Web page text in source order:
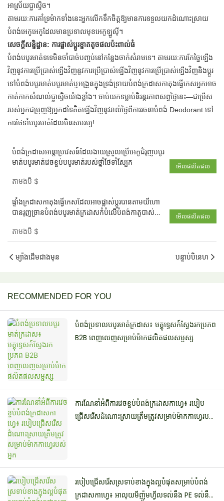
អាស្រ័យប្លាស្ទិច។
តាមរយៈការគាំទ្រម៉ាកទាំងនេះអ្នកលើកទឹកចិត្តឱ្យមានការទទួលយកដំណោះស្រាយ
បំពង់អេកូអេកូដែលមានប្រទាលមុខអេកូឡូស៊ី។
សេចក្តីសន្និដ្ឋាន: ការផ្លាស់ប្តូរខ្នាតតូចផលប៉ះពាល់ធំ
បំពង់បបូរមាត់ទទេមិនចាំបាច់បញ្ចប់នៅកន្លែងចាក់សំរាមទេ។ តាមរយៈការកែច្នៃឡើង
វិញនូវការប្រើប្រាស់ឡើងវិញនូវការប្រើប្រាស់ឡើងវិញនូវការប្រើប្រាស់ឡើងវិញនិងប្តូរ
ទៅបំពង់បបូរមាត់បបូរមាត់ឬអង្រួនក្នុងទ្រង់ទ្រាយបំពង់ក្រដាសកាតុងធ្វើកេសអ្នកអាច
កាត់កាកសំណល់ប្លាស្ទិចយ៉ាងខ្លាំង។ ចាប់យកទម្លាប់និរន្តរភាពសព្វថ្ងៃនេះ—ជម្រើស
របស់អ្នកជម្រុញឱ្យអ្នកដទៃគិតឡើងវិញនូវរាល់ថ្ងៃពីការរចនាបំពង់ Deodorant ទៅ
ការថែទាំបបូរមាត់ដែលមិនសមរម្យ!
បំពង់ក្រដាសអន្តោប្រវេសន៍ដែលងាយស្រួលប្រើអេកូជំរុញបបូរ
មាត់បបូរមាត់វេចខ្ចប់បបូរមាត់របស់ថ្នាំថែទាំស្បែក
តាមងបី $
មើលផលិតផល
ផ្ទាំងក្រដាសកាតុងធ្វើកេសដែលអាចផ្លាស់ប្តូរបានតាមយីហោ
បានរុញច្រានបំពង់បបូរមាត់ក្រដាសកំបំលើបំពង់កាតូបាស់លើ
តាមងបី $
មើលផលិតផល
ម្យ៉ាងដើមជាងមុន បន្ទាប់បិនេហ
RECOMMENDED FOR YOU
បំពង់ប្រទាលបបូរមាត់ក្រដាស៖ មគ្គុទ្ទេសក៍ស្វែងរកប្រភព
B2B ពេញលេញសម្រាប់ម៉ាកផលិតផលសម្ផស្ស
ការណែនាំអំពីការវេចខ្ចប់បំពង់ក្រដាសកាហ្វេ៖ របៀប
ជ្រើសរើសដំណោះស្រាយត្រឹមត្រូវសម្រាប់ម៉ាកកាហ្វេរបស់
របៀបជ្រើសរើសស្រទាប់ខាងក្នុងល្អបំផុតសម្រាប់បំពង់
ក្រដាសកាហ្វេ៖ អាលុយមីញ៉ូមហ្វីលទល់នឹង PE ទល់នឹង